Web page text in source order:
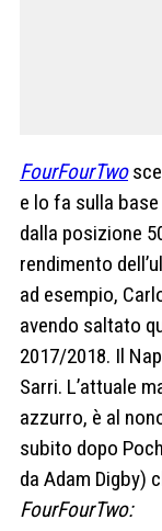
FourFourTwo
e lo fa sulla
dalla posizione
rendimento
ad esempio,
avendo saltato
2017/2018. Il
Sarri. L’attuale
azzurro, è al
subito dopo
da Adam Digby)
FourFourTwo: